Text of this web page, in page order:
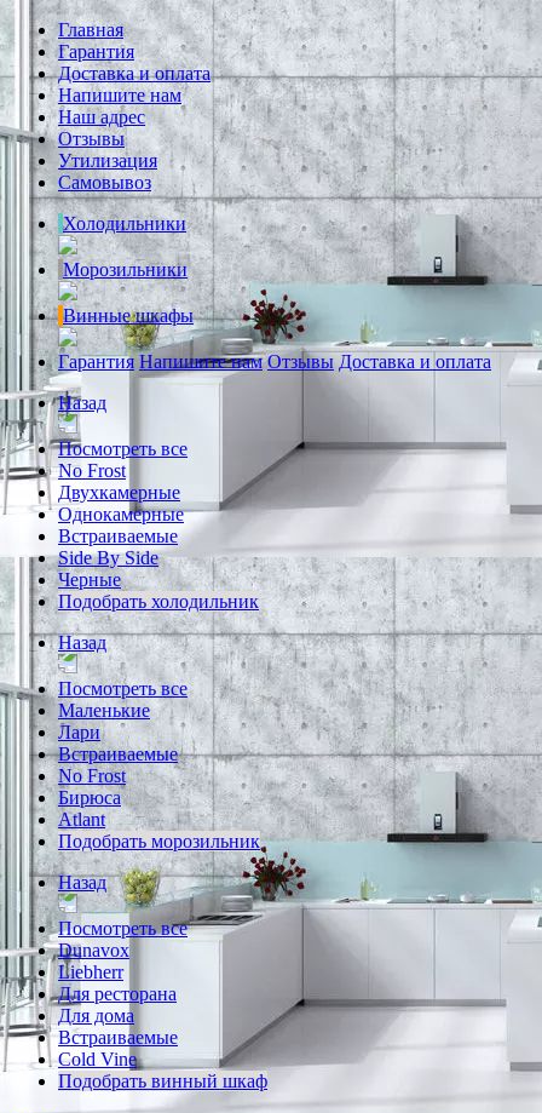
Главная
Гарантия
Доставка и оплата
Напишите нам
Наш адрес
Отзывы
Утилизация
Самовывоз
Холодильники
Морозильники
Винные шкафы
Гарантия Напишите нам Отзывы Доставка и оплата
Назад
Посмотреть все
No Frost
Двухкамерные
Однокамерные
Встраиваемые
Side By Side
Черные
Подобрать холодильник
Назад
Посмотреть все
Маленькие
Лари
Встраиваемые
No Frost
Бирюса
Atlant
Подобрать морозильник
Назад
Посмотреть все
Dunavox
Liebherr
Для ресторана
Для дома
Встраиваемые
Cold Vine
Подобрать винный шкаф